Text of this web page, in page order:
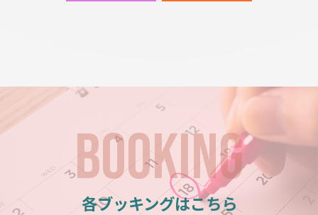
BOOKING
各ブッキングはこちら